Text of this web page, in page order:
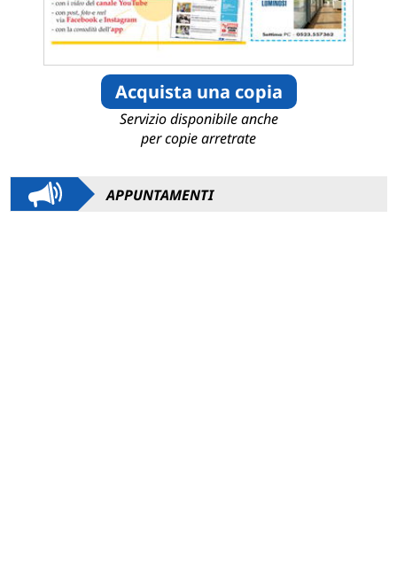
Acquista una copia
Servizio disponibile anche
per copie arretrate
APPUNTAMENTI